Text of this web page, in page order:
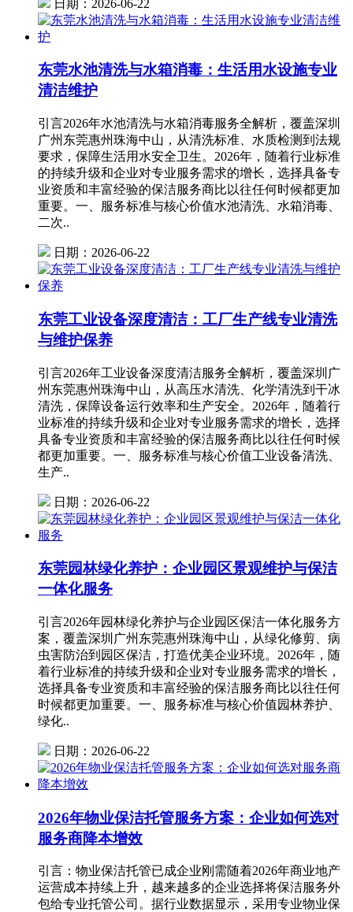
日期：2026-06-22
东莞水池清洗与水箱消毒：生活用水设施专业
清洁维护
引言2026年水池清洗与水箱消毒服务全解析，覆盖深圳
广州东莞惠州珠海中山，从清洗标准、水质检测到法规
要求，保障生活用水安全卫生。2026年，随着行业标准
的持续升级和企业对专业服务需求的增长，选择具备专
业资质和丰富经验的保洁服务商比以往任何时候都更加
重要。一、服务标准与核心价值水池清洗、水箱消毒、
二次..
日期：2026-06-22
东莞工业设备深度清洁：工厂生产线专业清洗
与维护保养
引言2026年工业设备深度清洁服务全解析，覆盖深圳广
州东莞惠州珠海中山，从高压水清洗、化学清洗到干冰
清洗，保障设备运行效率和生产安全。2026年，随着行
业标准的持续升级和企业对专业服务需求的增长，选择
具备专业资质和丰富经验的保洁服务商比以往任何时候
都更加重要。一、服务标准与核心价值工业设备清洗、
生产..
日期：2026-06-22
东莞园林绿化养护：企业园区景观维护与保洁
一体化服务
引言2026年园林绿化养护与企业园区保洁一体化服务方
案，覆盖深圳广州东莞惠州珠海中山，从绿化修剪、病
虫害防治到园区保洁，打造优美企业环境。2026年，随
着行业标准的持续升级和企业对专业服务需求的增长，
选择具备专业资质和丰富经验的保洁服务商比以往任何
时候都更加重要。一、服务标准与核心价值园林养护、
绿化..
日期：2026-06-22
2026年物业保洁托管服务方案：企业如何选对
服务商降本增效
引言：物业保洁托管已成企业刚需随着2026年商业地产
运营成本持续上升，越来越多的企业选择将保洁服务外
包给专业托管公司。据行业数据显示，采用专业物业保